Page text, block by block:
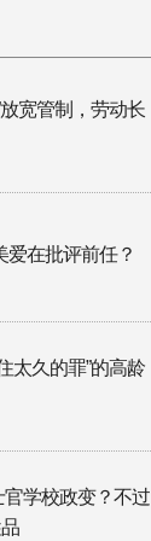
放宽管制，劳动长
爱在批评前任？
太久的罪”的高龄
官学校政变？不过